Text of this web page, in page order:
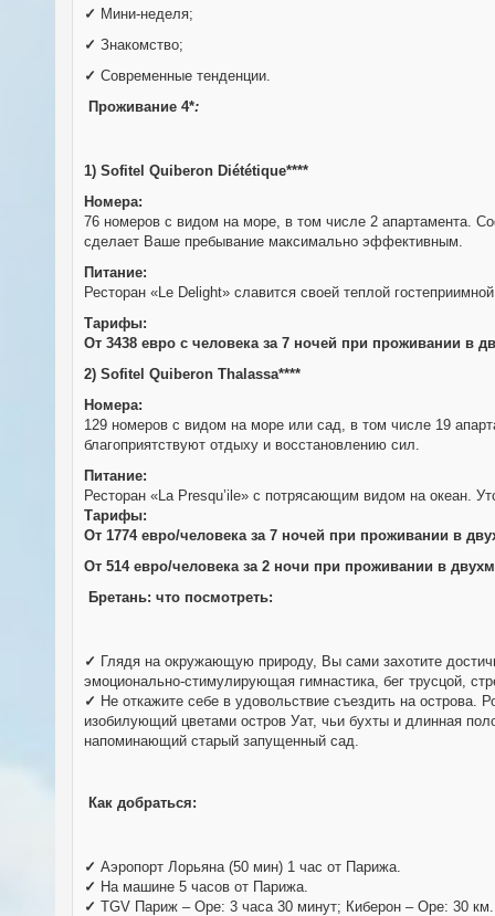
✓ Мини-неделя;
✓ Знакомство;
✓ Современные тенденции.
Проживание 4*:
1) Sofitel Quiberon Diététique****
Номера:
76 номеров с видом на море, в том числе 2 апартамента.
сделает Ваше пребывание максимально эффективным.
Питание:
Ресторан «Le Delight» славится своей теплой
Тарифы:
От 3438 евро с человека за 7 ночей при проживании
2) Sofitel Quiberon Thalassa****
Номера:
129 номеров с видом на море или сад, в том числе 19
благоприятствуют отдыху и восстановлению сил.
Питание:
Ресторан «La Presqu’ile» с потрясающим видом на океан.
Тарифы:
От 1774 евро/человека за 7 ночей при проживании в
От 514 евро/человека за 2 ночи при проживании в
Бретань: что посмотреть:
✓ Глядя на окружающую природу, Вы сами захотите
эмоционально-стимулирующая гимнастика, бег трусцой,
✓ Не откажите себе в удовольствие съездить на
изобилующий цветами остров Уат, чьи бухты и длинная
напоминающий старый запущенный сад.
Как добраться:
✓ Аэропорт Лорьяна (50 мин) 1 час от Парижа.
✓ На машине 5 часов от Парижа.
✓ TGV Париж – Оре: 3 часа 30 минут; Киберон – Оре: 30 км.